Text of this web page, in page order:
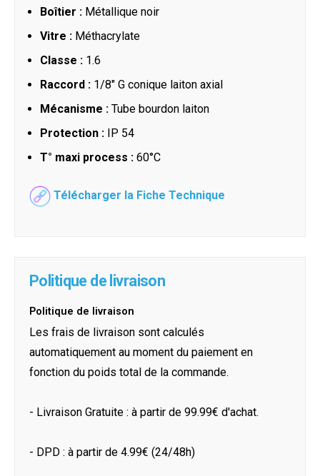
Boîtier : Métallique noir
Vitre : Méthacrylate
Classe : 1.6
Raccord : 1/8" G conique laiton axial
Mécanisme : Tube bourdon laiton
Protection : IP 54
T° maxi process : 60°C
Télécharger la Fiche Technique
Politique de livraison
Politique de livraison
Les frais de livraison sont calculés
automatiquement au moment du paiement en
fonction du poids total de la commande.
- Livraison Gratuite : à partir de 99.99€ d'achat.
- DPD : à partir de 4.99€ (24/48h)